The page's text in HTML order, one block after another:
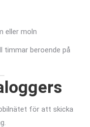
eller moln
timmar beroende på
för att skicka